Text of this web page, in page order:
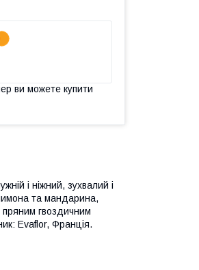
ви можете купити
і ніжний, зухвалий і
та мандарина,
гвоздичним
Evaflor, Франція.